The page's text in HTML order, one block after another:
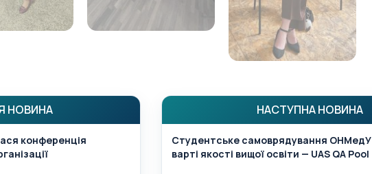
НОВИНА
конференція
НАСТУПНА НОВИНА
Студентське самоврядування ОНМедУ
варті якості вищої освіти — UAS QA Pool